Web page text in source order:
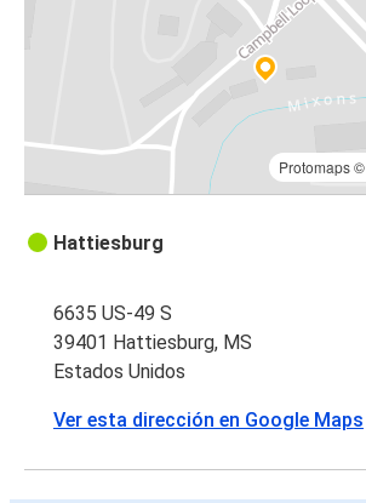
Protomaps©
Hattiesburg
6635 US-49 S
39401 Hattiesburg, MS
Estados Unidos
Ver esta dirección en Google Maps